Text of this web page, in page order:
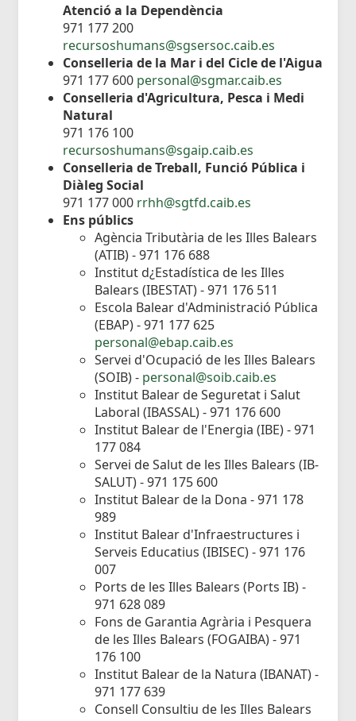
Atenció a la Dependència
971 177 200
recursoshumans@sgsersoc.caib.es
Conselleria de la Mar i del Cicle de l'Aigua
971 177 600 personal@sgmar.caib.es
Conselleria d'Agricultura, Pesca i Medi
Natural
971 176 100
recursoshumans@sgaip.caib.es
Conselleria de Treball, Funció Pública i
Diàleg Social
971 177 000 rrhh@sgtfd.caib.es
Ens públics
Agència Tributària de les Illes Balears
(ATIB) - 971 176 688
Institut d¿Estadística de les Illes
Balears (IBESTAT) - 971 176 511
Escola Balear d'Administració Pública
(EBAP) - 971 177 625
personal@ebap.caib.es
Servei d'Ocupació de les Illes Balears
(SOIB) - personal@soib.caib.es
Institut Balear de Seguretat i Salut
Laboral (IBASSAL) - 971 176 600
Institut Balear de l'Energia (IBE) - 971
177 084
Servei de Salut de les Illes Balears (IB-
SALUT) - 971 175 600
Institut Balear de la Dona - 971 178
989
Institut Balear d'Infraestructures i
Serveis Educatius (IBISEC) - 971 176
007
Ports de les Illes Balears (Ports IB) -
971 628 089
Fons de Garantia Agrària i Pesquera
de les Illes Balears (FOGAIBA) - 971
176 100
Institut Balear de la Natura (IBANAT) -
971 177 639
Consell Consultiu de les Illes Balears